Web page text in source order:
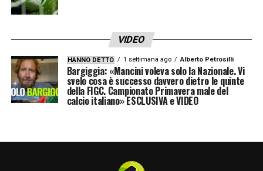
VIDEO
HANNO DETTO 1 settimana ago Alberto Petrosilli
Bargiggia: «Mancini voleva solo la Nazionale. Vi
svelo cosa è successo davvero dietro le quinte
della FIGC. Campionato Primavera male del
calcio italiano» ESCLUSIVA e VIDEO